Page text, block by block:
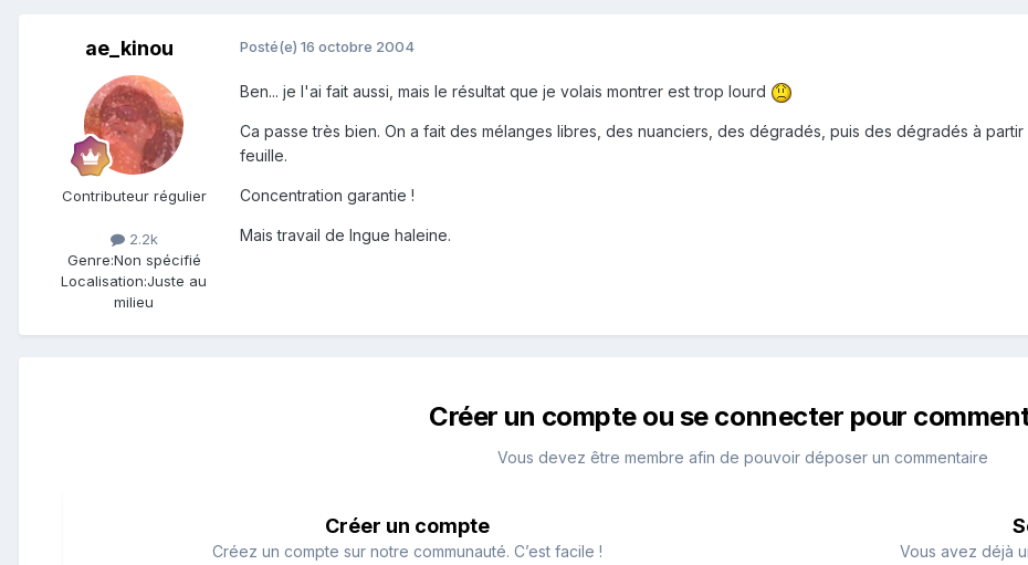
ae_kinou
Contributeur régulier
2.2k
Genre:Non spécifié
Localisation:Juste au
milieu
Posté(e) 16 octobre 2004
Ben... je l'ai fait aussi, mais le résultat que je volais montrer est trop lourd
Ca passe très bien. On a fait des mélanges libres, des nuanciers, des dégradés, puis des dégradés à
feuille.
Concentration garantie !
Mais travail de lngue haleine.
Créer un compte ou se connecter pour
Vous devez être membre afin de pouvoir déposer un commentaire
Créer un compte
Créez un compte sur notre communauté. C’est facile ! Vous avez déjà